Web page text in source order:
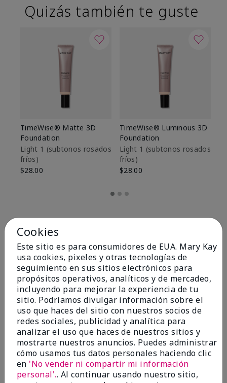
Quizás también te guste
TimeWise® Matte 3D
Foundation
Light 1​ (subtonos rosados
fríos)
$28.00
TimeWise® Luminous 3D
Foundation
Light 1​ (subtonos rosados
fríos)
$28.00
OPINIONES
4.8
Cookies
Este sitio es para consumidores de EUA. Mary Kay
usa cookies, pixeles y otras tecnologías de
seguimiento en sus sitios electrónicos para
propósitos operativos, analíticos y de mercadeo,
incluyendo para mejorar la experiencia de tu
sitio. Podríamos divulgar información sobre el
uso que haces del sitio con nuestros socios de
redes sociales, publicidad y analítica para
analizar el uso que haces de nuestros sitios y
mostrarte nuestros anuncios. Puedes administrar
cómo usamos tus datos personales haciendo clic
en 'No vender ni compartir mi información
personal'.. Al continuar usando nuestro sitio,